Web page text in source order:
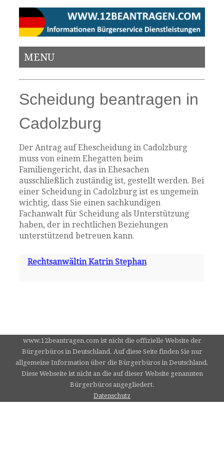
MENU
Scheidung beantragen in
Cadolzburg
Der Antrag auf Ehescheidung in Cadolzburg
muss von einem Ehegatten beim
Familiengericht, das in Ehesachen
ausschließlich zuständig ist, gestellt werden. Bei
einer Scheidung in Cadolzburg ist es ungemein
wichtig, dass Sie einen sachkundigen
Fachanwalt für Scheidung als Unterstützung
haben, der in rechtlichen Beziehungen
unterstützend betreuen kann.
Rechtsanwältin Katrin Stephan
www.12beantragen.com ist nicht die offizielle Website der
Bürgerbüros in Deutschland. Auf diese Seite finden Sie nur
allgemeine Information über die Bürgerbüros in Deutschland.
Diese Webseite ist nicht an die auf dieser Website genannten
Bürgerbüros angegliedert.
Datenschutz